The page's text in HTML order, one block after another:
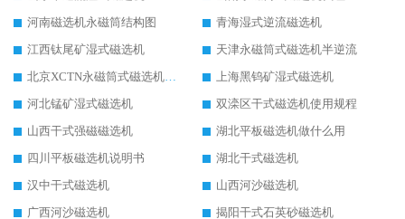
河南磁选机永磁筒结构图
青海湿式逆流磁选机
江西钛尾矿湿式磁选机
天津永磁筒式磁选机半逆流
北京XCTN永磁筒式磁选机磁块位置
上海黑钨矿湿式磁选机
河北锰矿湿式磁选机
双滦区干式磁选机使用规程
山西干式强磁磁选机
湖北平板磁选机做什么用
四川平板磁选机说明书
湖北干式磁选机
汉中干式磁选机
山西河沙磁选机
广西河沙磁选机
揭阳干式石英砂磁选机